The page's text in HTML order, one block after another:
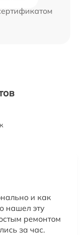
и как
нашел эту
ремонтом
за час.